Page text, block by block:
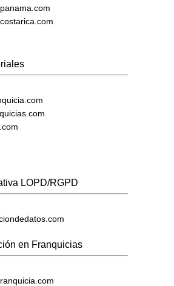
LOPD/RGPD
en Franquicias